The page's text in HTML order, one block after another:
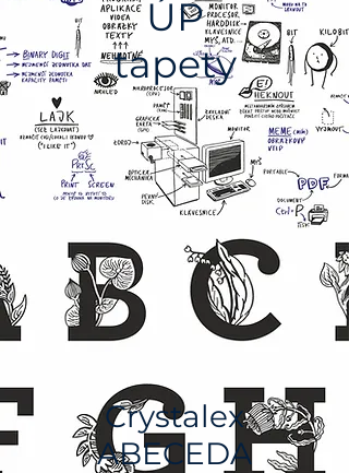
ÚP
tapety
Crystalex
ABECEDA